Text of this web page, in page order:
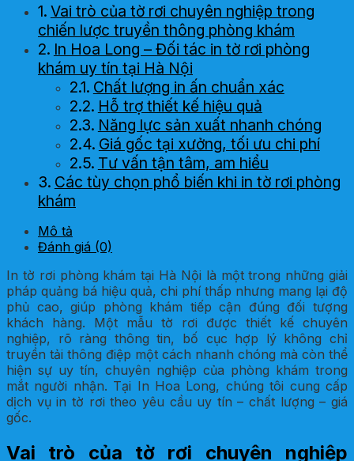
Vai trò của tờ rơi chuyên nghiệp trong
chiến lược truyền thông phòng khám
In Hoa Long – Đối tác in tờ rơi phòng
khám uy tín tại Hà Nội
Chất lượng in ấn chuẩn xác
Hỗ trợ thiết kế hiệu quả
Năng lực sản xuất nhanh chóng
Giá gốc tại xưởng, tối ưu chi phí
Tư vấn tận tâm, am hiểu
Các tùy chọn phổ biến khi in tờ rơi phòng
khám
Mô tả
Đánh giá (0)
In tờ rơi phòng khám tại Hà Nội là một trong những giải
pháp quảng bá hiệu quả, chi phí thấp nhưng mang lại độ
phủ cao, giúp phòng khám tiếp cận đúng đối tượng
khách hàng. Một mẫu tờ rơi được thiết kế chuyên
nghiệp, rõ ràng thông tin, bố cục hợp lý không chỉ
truyền tải thông điệp một cách nhanh chóng mà còn thể
hiện sự uy tín, chuyên nghiệp của phòng khám trong
mắt người nhận. Tại In Hoa Long, chúng tôi cung cấp
dịch vụ in tờ rơi theo yêu cầu uy tín – chất lượng – giá
gốc.
Vai trò của tờ rơi chuyên nghiệp